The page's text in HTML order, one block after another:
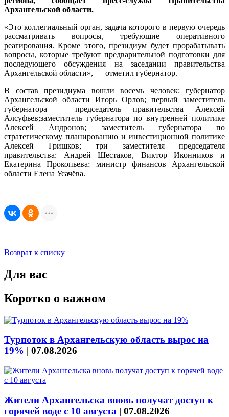
Архангельской области.
«Это коллегиальный орган, задача которого в первую очередь
рассматривать вопросы, требующие оперативного
реагирования. Кроме этого, президиум будет прорабатывать
вопросы, которые требуют предварительной подготовки для
последующего обсуждения на заседании правительства
Архангельской области», — отметил губернатор.
В состав президиума вошли восемь человек: губернатор
Архангельской области Игорь Орлов; первый заместитель
губернатора – председатель правительства Алексей
Алсуфьев;заместитель губернатора по внутренней политике
Алексей Андронов; заместитель губернатора по
стратегическому планированию и инвестиционной политике
Алексей Гришков; три заместителя председателя
правительства: Андрей Шестаков, Виктор Иконников и
Екатерина Прокопьева; министр финансов Архангельской
области Елена Усачёва.
Возврат к списку
Для вас
Коротко о важном
Турпоток в Архангельскую область вырос на
19% | 07.08.2026
Жители Архангельска вновь получат доступ к
горячей воде с 10 августа | 07.08.2026